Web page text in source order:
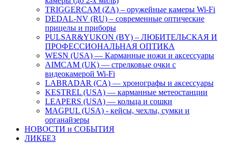
TRIGGERCAM (ZA) – оружейные камеры Wi-Fi
DEDAL-NV (RU) – современные оптические
прицелы и приборы
PULSAR&YUKON (BY) – ЛЮБИТЕЛЬСКАЯ И
ПРОФЕССИОНАЛЬНАЯ ОПТИКА
WESN (USA) — Карманные ножи и аксессуары
AIMCAM (UK) — стрелковые очки с
видеокамерой Wi-Fi
LABRADAR (CA) — хронографы и аксессуары
KESTREL (USA) — карманные метеостанции
LEAPERS (USA) — кольца и сошки
MAGPUL (USA) - кейсы, чехлы, сумки и
органайзеры
НОВОСТИ и СОБЫТИЯ
ЛИКБЕЗ